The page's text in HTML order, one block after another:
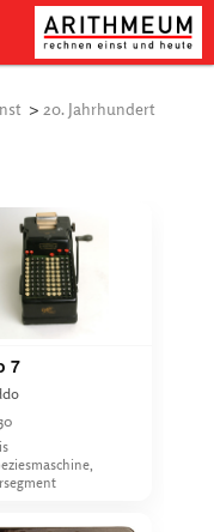
> 20. Jahrhundert
7